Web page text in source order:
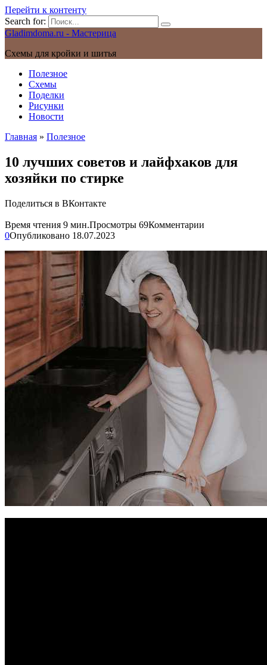
Перейти к контенту
Search for:
Gladimdoma.ru - Мастерица
Схемы для кройки и шитья
Полезное
Схемы
Поделки
Рисунки
Новости
Главная » Полезное
10 лучших советов и лайфхаков для
хозяйки по стирке
Поделиться в ВКонтакте
Время чтения 9 мин.Просмотры 69Комментарии
0Опубликовано 18.07.2023